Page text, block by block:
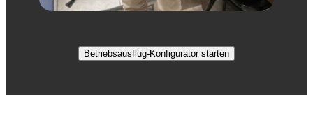
Betriebsausflug-Konfigurator starten